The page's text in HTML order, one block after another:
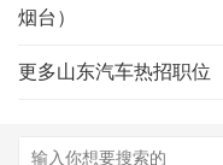
烟台）
更多山东汽车热招职位